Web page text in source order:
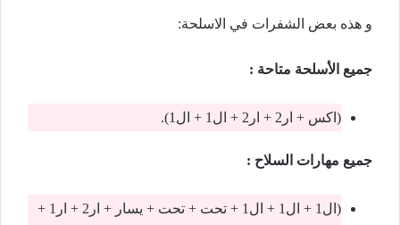
و هذه بعض الشفرات في الاسلحة:
جميع الأسلحة متاحة :
(اكس + ار2 + ار2 + ال1 + ال1).
جميع مهارات السلاح :
(ال1 + ال1 + ال1 + تحت + تحت + يسار + ار2 + ار1 +